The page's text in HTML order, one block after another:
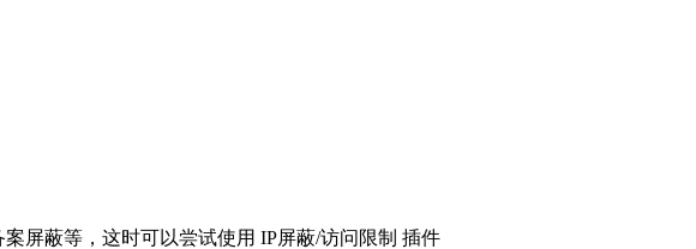
屏蔽等，这时可以尝试使用 IP屏蔽/访问限制 插件